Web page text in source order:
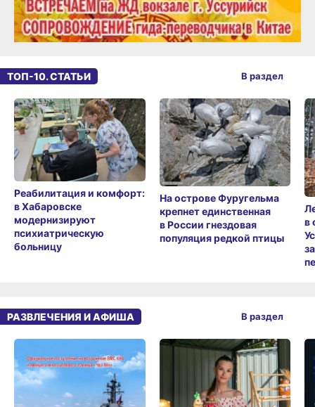
ТОП-10. СТАТЬИ
Реабилитация и комфорт:
в Хабаровске
модернизируют
психиатрическую
больницу
На острове Фуругельма
крепнет единственная
в России гнездовая
популяция редкой птицы
в
В раздел
РАЗВЛЕЧЕНИЯ И АФИША В раздел